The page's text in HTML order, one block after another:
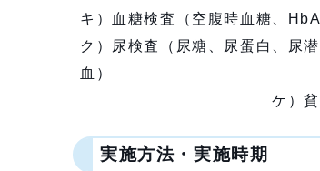
キ）血糖検査（空腹時血糖、
ク）尿検査（尿糖、尿蛋白、尿潜
ケ）貧血検査（赤血
実施方法・実施時期